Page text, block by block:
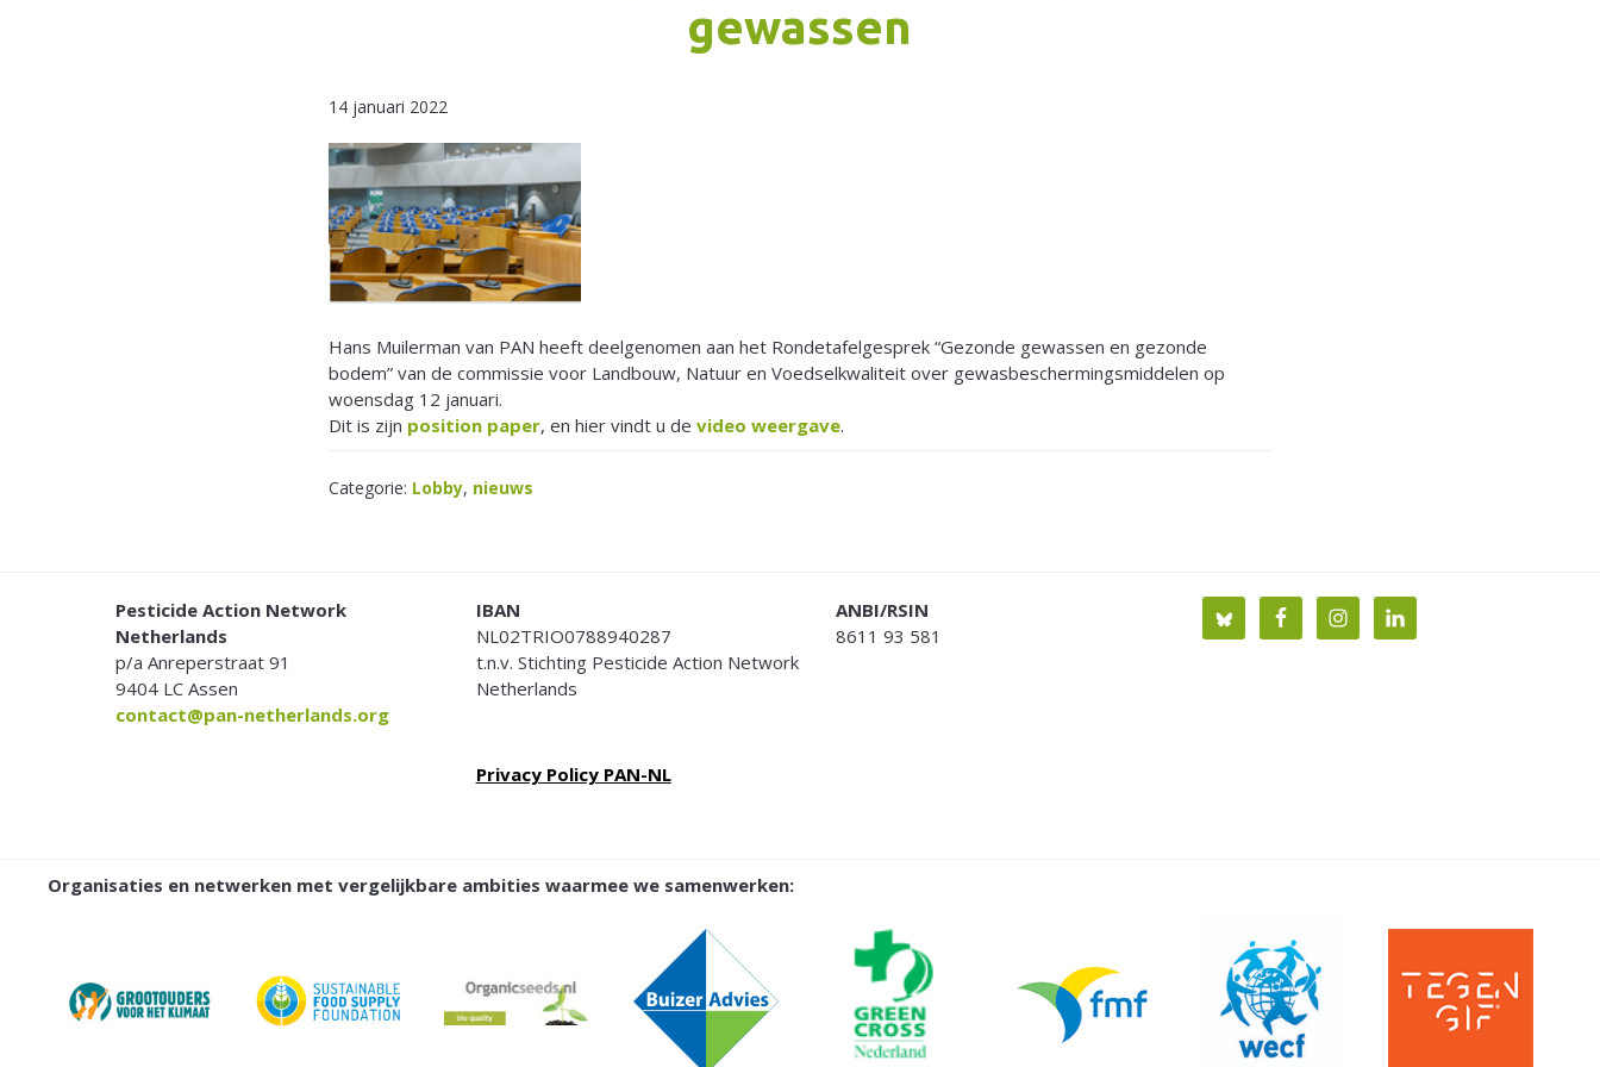
gewassen
14 januari 2022
Hans Muilerman van PAN heeft deelgenomen aan het Rondetafelgesprek “Gezonde gewassen en gezonde
bodem” van de commissie voor Landbouw, Natuur en Voedselkwaliteit over gewasbeschermingsmiddelen op
woensdag 12 januari.
Dit is zijn position paper, en hier vindt u de video weergave.
Categorie: Lobby, nieuws
FOOTERPesticide Action Network
Netherlands
p/a Anreperstraat 91
9404 LC Assen
contact@pan-netherlands.org
IBAN
NL02TRIO0788940287
t.n.v. Stichting Pesticide Action Network
Netherlands
Privacy Policy PAN-NL
ANBI/RSIN
8611 93 581
Organisaties en netwerken met vergelijkbare ambities waarmee we samenwerken: